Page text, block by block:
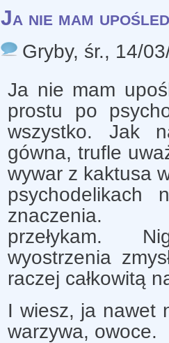
Ja nie mam
Gryby, śr., 14/
Ja nie mam
prostu po
wszystko. Jak
gówna, trufle
wywar z kaktusa
znaczenia.
przełykam.
wyostrzenia
raczej całkowitą
I wiesz, ja nawet
warzywa, owoce.